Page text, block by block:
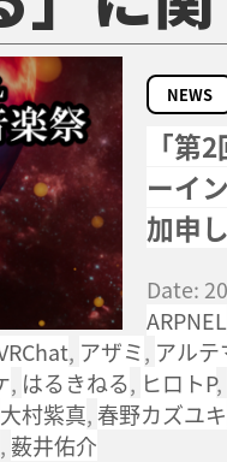
NEWS
「第
ーイ
加申
Date:
ARPNEL
, アザミ, アル
, はるきねる, ヒロトP,
大村紫真,春野カズユキ
, 薮井佑介